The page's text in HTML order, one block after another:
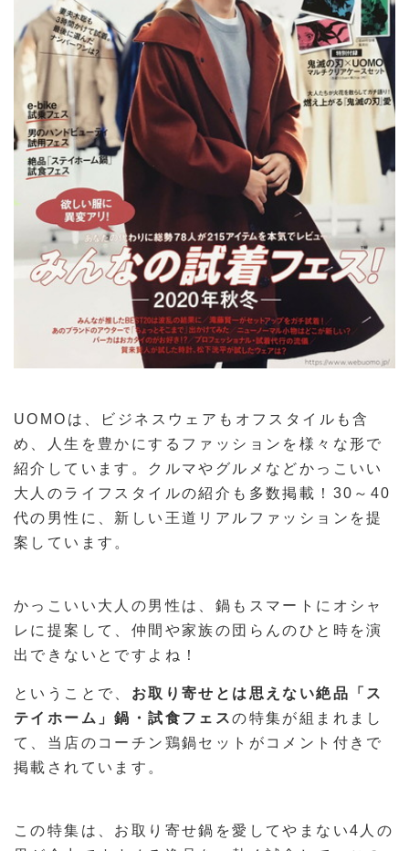
UOMOは、ビジネスウェアもオフスタイルも含
め、人生を豊かにするファッションを様々な形で
紹介しています。クルマやグルメなどかっこいい
大人のライフスタイルの紹介も多数掲載！30～40
代の男性に、新しい王道リアルファッションを提
案しています。
かっこいい大人の男性は、鍋もスマートにオシャ
レに提案して、仲間や家族の団らんのひと時を演
出できないとですよね！
ということで、 お取り寄せとは思えない絶品「ス
テイホーム」鍋・試食フェスの特集が組まれまし
て、当店のコーチン鶏鍋セットがコメント付きで
掲載されています。
この特集は、お取り寄せ鍋を愛してやまない4人の